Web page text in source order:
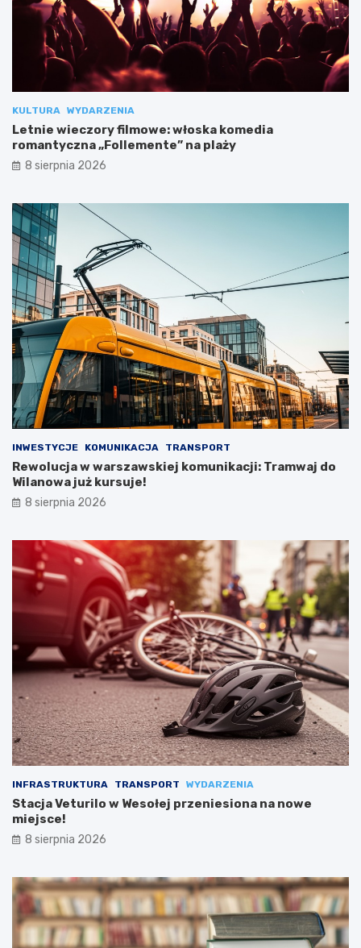
KULTURA WYDARZENIA
Letnie wieczory filmowe: włoska komedia
romantyczna „Follemente” na plaży
8 sierpnia 2026
INWESTYCJE KOMUNIKACJA TRANSPORT
Rewolucja w warszawskiej komunikacji: Tramwaj do
Wilanowa już kursuje!
8 sierpnia 2026
INFRASTRUKTURA TRANSPORT WYDARZENIA
Stacja Veturilo w Wesołej przeniesiona na nowe
miejsce!
8 sierpnia 2026